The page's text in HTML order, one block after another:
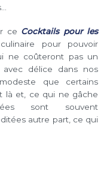
ce Cocktails pour les
pour pouvoir
ne coûteront pas un
délice dans nos
que certains
là et, ce qui ne gâche
sont souvent
autre part, ce qui